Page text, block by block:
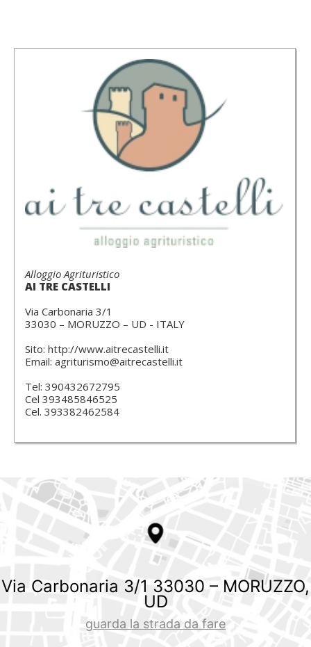
Alloggio Agrituristico
AI TRE CASTELLI
Via Carbonaria 3/1
33030 – MORUZZO – UD - ITALY
Sito: http://www.aitrecastelli.it
Email: agriturismo@aitrecastelli.it
Tel: 390432672795
Cel 393485846525
Cel. 393382462584
Via Carbonaria 3/1 33030 – MORUZZO,
UD
guarda la strada da fare